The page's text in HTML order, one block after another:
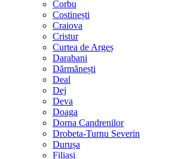
Corbu
Costinești
Craiova
Cristur
Curtea de Argeș
Darabani
Dărmănești
Deal
Dej
Deva
Doaga
Dorna Candrenilor
Drobeta-Turnu Severin
Durușa
Filiași